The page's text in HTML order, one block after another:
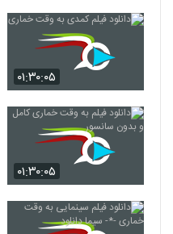
۰۱:۳۰:۰۵
۰۱:۳۰:۰۵